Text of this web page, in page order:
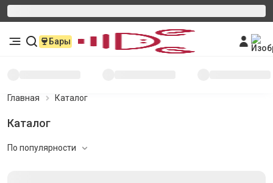
Бары
Главная Каталог
Каталог
По популярности